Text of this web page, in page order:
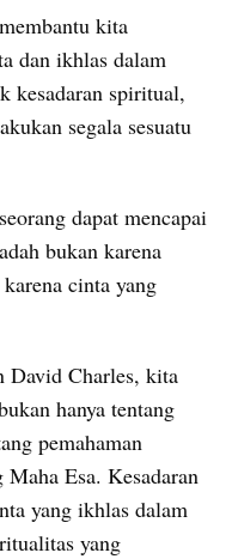
kita
dan ikhlas dalam
kesadaran spiritual,
segala sesuatu
dapat mencapai
bukan karena
cinta yang
David Charles, kita
hanya tentang
pemahaman
Esa. Kesadaran
yang ikhlas dalam
yang